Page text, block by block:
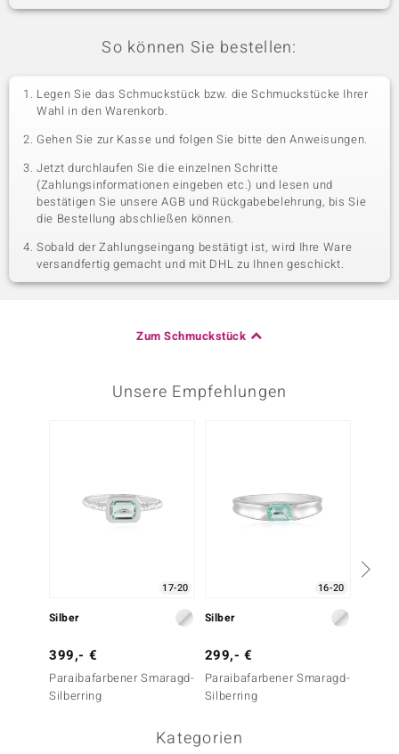
So können Sie bestellen:
Legen Sie das Schmuckstück bzw. die Schmuckstücke Ihrer
Wahl in den Warenkorb.
Gehen Sie zur Kasse und folgen Sie bitte den Anweisungen.
Jetzt durchlaufen Sie die einzelnen Schritte
(Zahlungsinformationen eingeben etc.) und lesen und
bestätigen Sie unsere AGB und Rückgabebelehrung, bis Sie
die Bestellung abschließen können.
Sobald der Zahlungseingang bestätigt ist, wird Ihre Ware
versandfertig gemacht und mit DHL zu Ihnen geschickt.
Zum Schmuckstück
Unsere Empfehlungen
17-20
Silber
399,- €
Paraibafarbener Smaragd-
Silberring
16-20
Silber
299,- €
Paraibafarbener Smaragd-
Silberring
Kategorien